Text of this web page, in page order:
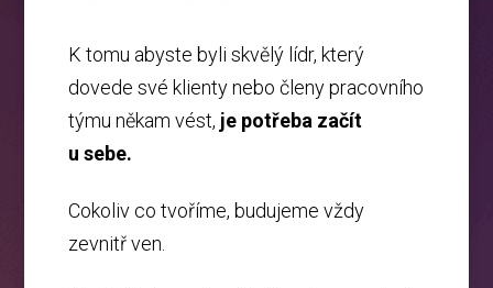
K tomu abyste byli skvělý lídr, který
dovede své klienty nebo členy pracovního
týmu někam vést, je potřeba začít
u sebe.
Cokoliv co tvoříme, budujeme vždy
zevnitř ven.